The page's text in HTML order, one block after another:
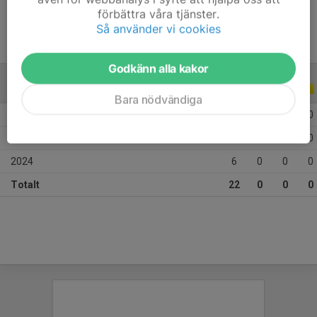
0
0
2024 6 0 0 0
Totalt 22 0 0 0
förbättra våra tjänster.
Så använder vi cookies
Godkänn alla kakor
Bara nödvändiga